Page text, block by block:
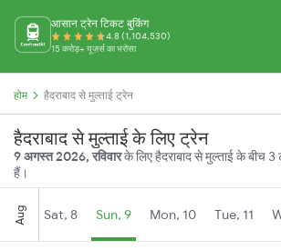
आसान ट्रेन टिकट बुकिंग
4.8 (1,104,530)
15 करोड़+ यूज़र्स का भरोसा
होम हैदराबाद से मुल्ताई ट्रेन
हैदराबाद से मुल्ताई के लिए ट्रेन
9 अगस्त 2026, रविवारके लिए हैदराबाद से मुल्ताई के बीच
हैं।
Aug Sat, 8 Sun, 9 Mon, 10 Tue, 11